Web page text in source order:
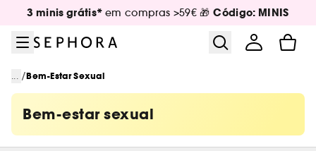
Ir para o menu
Ir para o conteúdo principal
Ir para o rodapé
3 minis grátis* em compras >59€ 🎁Código: MINIS
... /Bem-Estar Sexual
Bem-estar sexual